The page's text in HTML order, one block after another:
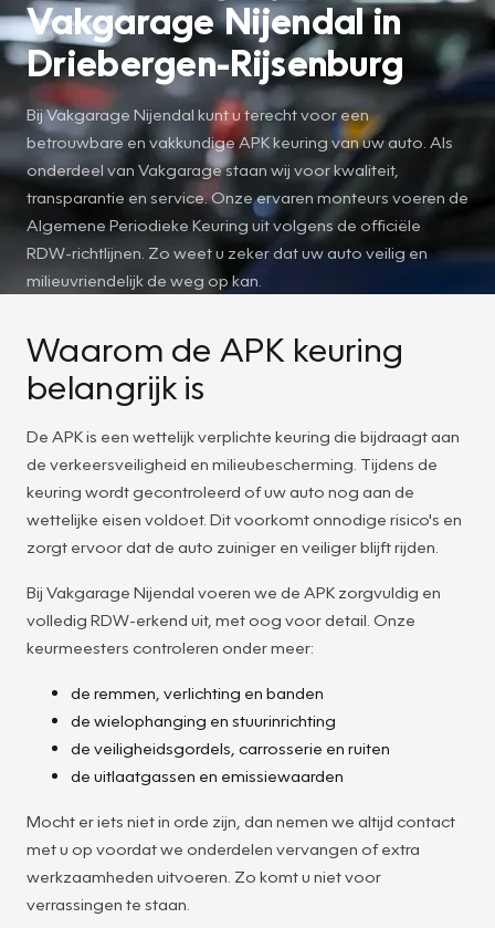
Vakgarage Nijendal in
Driebergen-Rijsenburg
Bij Vakgarage Nijendal kunt u terecht voor een
betrouwbare en vakkundige APK keuring van uw auto. Als
onderdeel van Vakgarage staan wij voor kwaliteit,
transparantie en service. Onze ervaren monteurs voeren de
Algemene Periodieke Keuring uit volgens de officiële
RDW-richtlijnen. Zo weet u zeker dat uw auto veilig en
milieuvriendelijk de weg op kan.
Waarom de APK keuring
belangrijk is
De APK is een wettelijk verplichte keuring die bijdraagt aan
de verkeersveiligheid en milieubescherming. Tijdens de
keuring wordt gecontroleerd of uw auto nog aan de
wettelijke eisen voldoet. Dit voorkomt onnodige risico's en
zorgt ervoor dat de auto zuiniger en veiliger blijft rijden.
Bij Vakgarage Nijendal voeren we de APK zorgvuldig en
volledig RDW-erkend uit, met oog voor detail. Onze
keurmeesters controleren onder meer:
de remmen, verlichting en banden
de wielophanging en stuurinrichting
de veiligheidsgordels, carrosserie en ruiten
de uitlaatgassen en emissiewaarden
Mocht er iets niet in orde zijn, dan nemen we altijd contact
met u op voordat we onderdelen vervangen of extra
werkzaamheden uitvoeren. Zo komt u niet voor
verrassingen te staan.